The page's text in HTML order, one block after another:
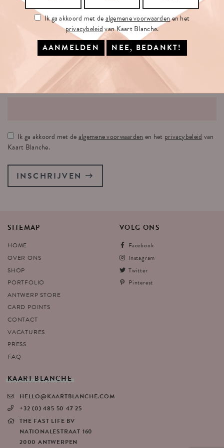
JE NIEUWSBRIEF
JE E-MAILADRES:
Ik ga akkoord met dealgemene voorwaarden en het privacybeleid van
Kaart Blanche.
INSCHRIJVEN
SITEMAP
HOME
OVER ONS
SHOP
PORTFOLIO
ANTWERP STORE
CARD POINTS
CONTACT
VACATURES
PRESS
FAQ
VOLG ONS
Facebook
Instagram
Twitter
Pinterest
KAART BLANCHE
HELLO@KAARTBLANCHE.COM
+32 (0) 485 50 47 25
THE FAST LIFE BV
NATIONALESTRAAT 160
2000 ANTWERPEN
Ik ga akkoord met dealgemene voorwaardenen het
privacybeleidvan Kaart Blanche.